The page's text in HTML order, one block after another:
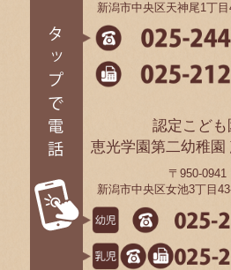
新潟市中央区天神尾1丁目
認定こども
恵光学園第二幼稚園
〒950-0941
新潟市中央区女池3丁目